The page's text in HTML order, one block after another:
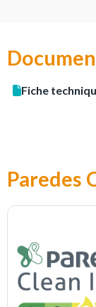
Fiche
Paredes